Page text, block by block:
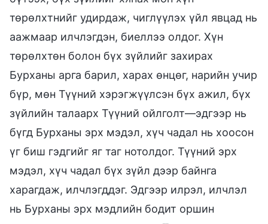
төрөлхтнийг удирдаж, чиглүүлэх үйл явцад нь
аажмаар илчлэгдэн, биеллээ олдог. Хүн
төрөлхтөн болон бүх зүйлийг захирах
Бурханы арга барил, харах өнцөг, нарийн учир
бүр, мөн Түүний хэрэгжүүлсэн бүх ажил, бүх
зүйлийн талаарх Түүний ойлголт—эдгээр нь
бүгд Бурханы эрх мэдэл, хүч чадал нь хоосон
үг биш гэдгийг яг таг нотолдог. Түүний эрх
мэдэл, хүч чадал бүх зүйл дээр байнга
харагдаж, илчлэгддэг. Эдгээр илрэл, илчлэл
нь Бурханы эрх мэдлийн бодит оршин